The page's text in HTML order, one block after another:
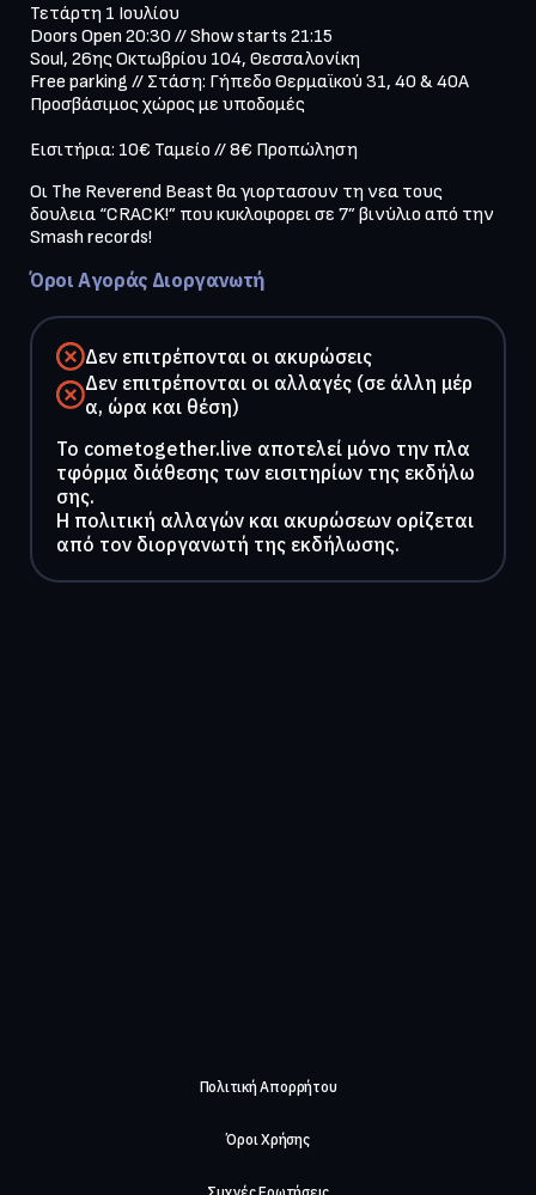
Τετάρτη 1 Ιουλίου
Doors Open 20:30 // Show starts 21:15
Soul, 26ης Οκτωβρίου 104, Θεσσαλονίκη
Free parking // Στάση: Γήπεδο Θερμαϊκού 31, 40 & 40Α
Προσβάσιμος χώρος με υποδομές
Εισιτήρια: 10€ Ταμείο // 8€ Προπώληση
Οι Τhe Reverend Beast θα γιορτασουν τη νεα τους
δουλεια “CRACK!” που κυκλοφορει σε 7” βινύλιο από την
Smash records!
Όροι Αγοράς Διοργανωτή
Δεν επιτρέπονται οι ακυρώσεις
Δεν επιτρέπονται οι αλλαγές (σε άλλη μέρ
α, ώρα και θέση)
To cometogether.live αποτελεί μόνο την πλα
τφόρμα διάθεσης των εισιτηρίων της εκδήλω
σης.
Η πολιτική αλλαγών και ακυρώσεων ορίζεται
από τον διοργανωτή της εκδήλωσης.
Πολιτική Απορρήτου
Όροι Χρήσης